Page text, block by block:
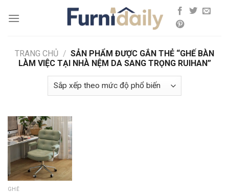
TRANG CHỦ / SẢN PHẨM ĐƯỢC GẮN THẺ “GHẾ BÀN
LÀM VIỆC TẠI NHÀ NỆM DA SANG TRỌNG RUIHAN”
GHẾ